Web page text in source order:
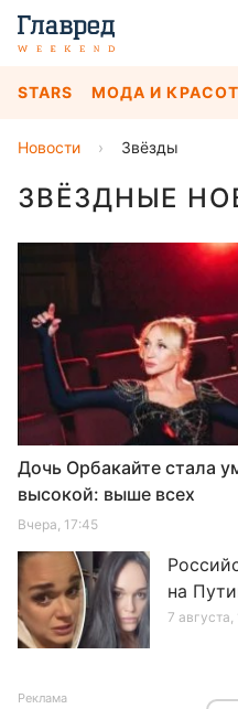
STARS МОДА И
Новости › Звёзды
ЗВЁЗДНЫЕ
Дочь Орбакайте стала
высокой: выше всех
Вчера, 17:45
на
7 августа,
Реклама